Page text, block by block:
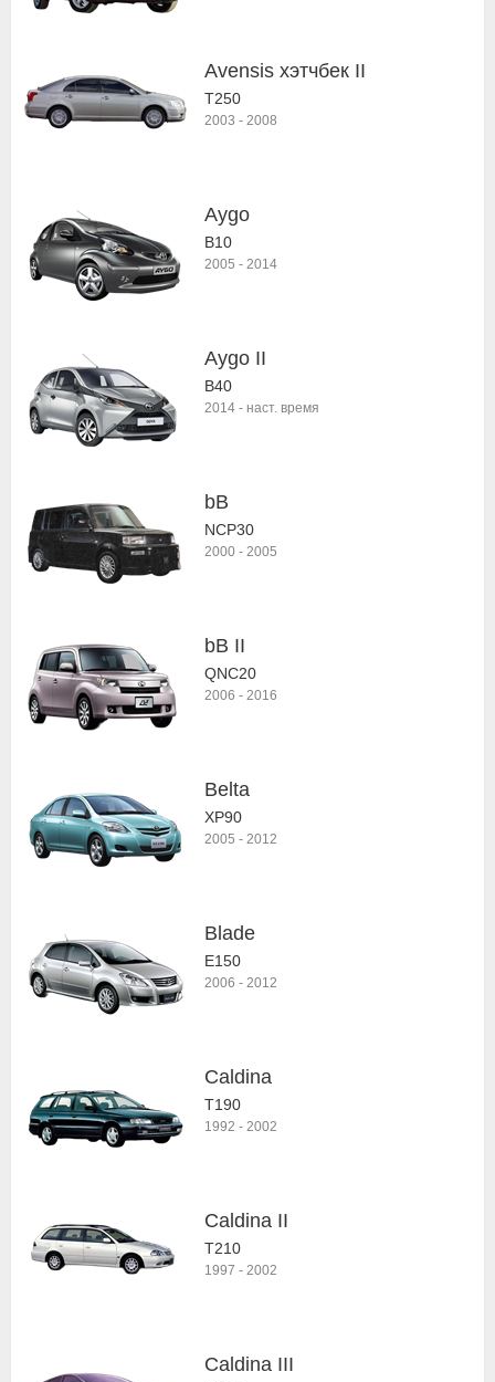
Avensis хэтчбек II
T250
2003 - 2008
Aygo
B10
2005 - 2014
Aygo II
B40
2014 - наст. время
bB
NCP30
2000 - 2005
bB II
QNC20
2006 - 2016
Belta
XP90
2005 - 2012
Blade
E150
2006 - 2012
Caldina
T190
1992 - 2002
Caldina II
T210
1997 - 2002
Caldina III